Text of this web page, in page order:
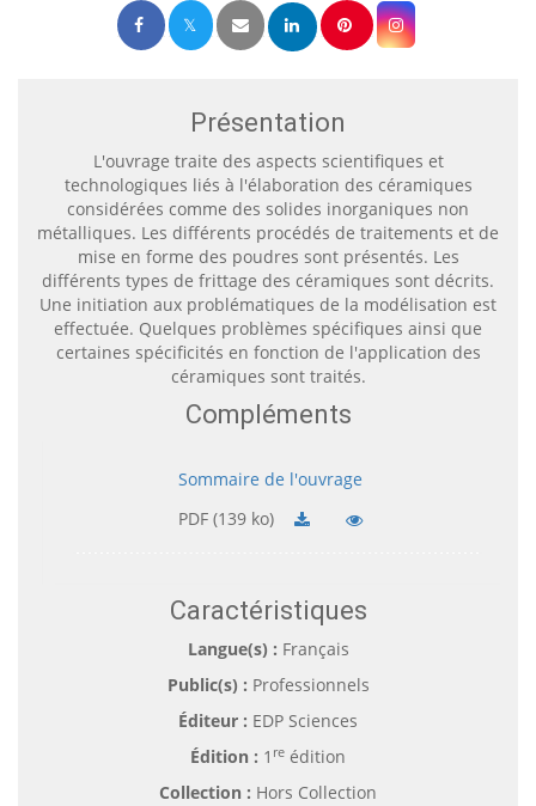
Présentation
L'ouvrage traite des aspects scientifiques et
technologiques liés à l'élaboration des céramiques
considérées comme des solides inorganiques non
métalliques. Les différents procédés de traitements et de
mise en forme des poudres sont présentés. Les
différents types de frittage des céramiques sont décrits.
Une initiation aux problématiques de la modélisation est
effectuée. Quelques problèmes spécifiques ainsi que
certaines spécificités en fonction de l'application des
céramiques sont traités.
Compléments
Sommaire de l'ouvrage
PDF (139 ko)
Caractéristiques
Langue(s) : Français
Public(s) : Professionnels
Éditeur : EDP Sciences
Édition : 1 re édition
Collection : Hors Collection